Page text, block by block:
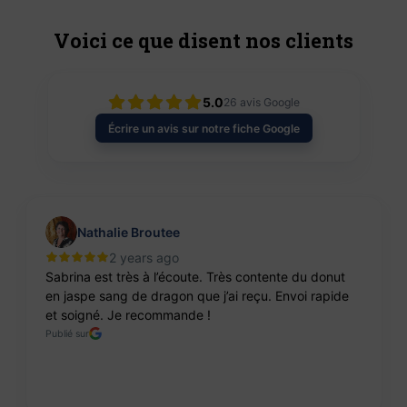
Voici ce que disent nos clients
5.026 avis Google
Écrire un avis sur notre fiche Google
Nathalie Broutee
2 years ago
Sabrina est très à l’écoute. Très contente du donut
en jaspe sang de dragon que j’ai reçu. Envoi rapide
et soigné. Je recommande !
Publié sur